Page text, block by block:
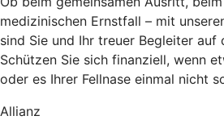
medizinischen Ernstfall – mit
sind Sie und Ihr treuer Begleiter auf
Schützen Sie sich finanziell, wenn
oder es Ihrer Fellnase einmal nicht
Allianz